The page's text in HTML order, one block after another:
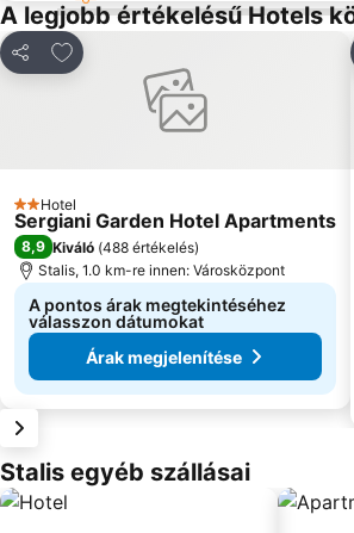
A legjobb értékelésű Hotels
Megosztás
Hozzáadás a kedvencekhez
2 Kategória
Hotel
Sergiani Garden Hotel Apartments
8,9 Kiváló (488 értékelés)
Stalis, 1.0 km-re innen: Városközpont
A pontos árak megtekintéséhez
válasszon dátumokat
Árak megjelenítése
Stalis egyéb szállásai